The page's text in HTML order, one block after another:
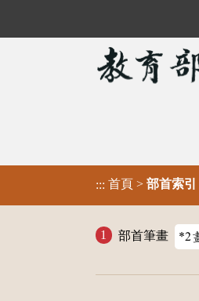
::: 首頁 > 部首索引
部首筆畫